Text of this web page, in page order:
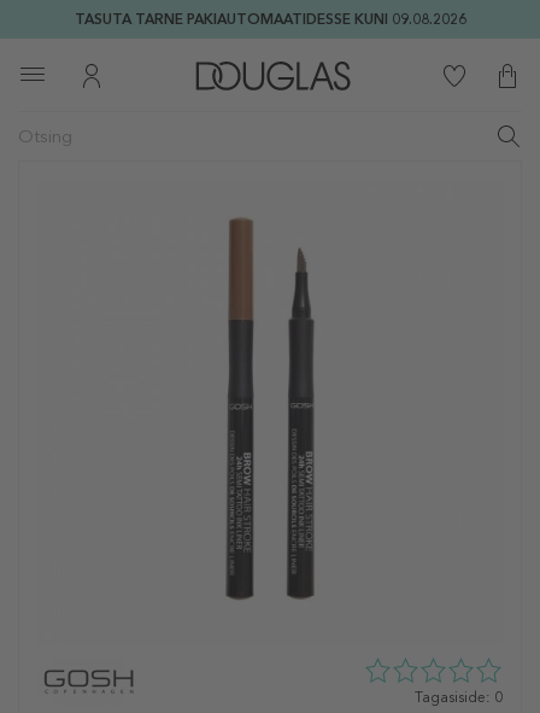
TASUTA TARNE PAKIAUTOMAATIDESSE KUNI 09.08.2026
0
Tagasiside: 0